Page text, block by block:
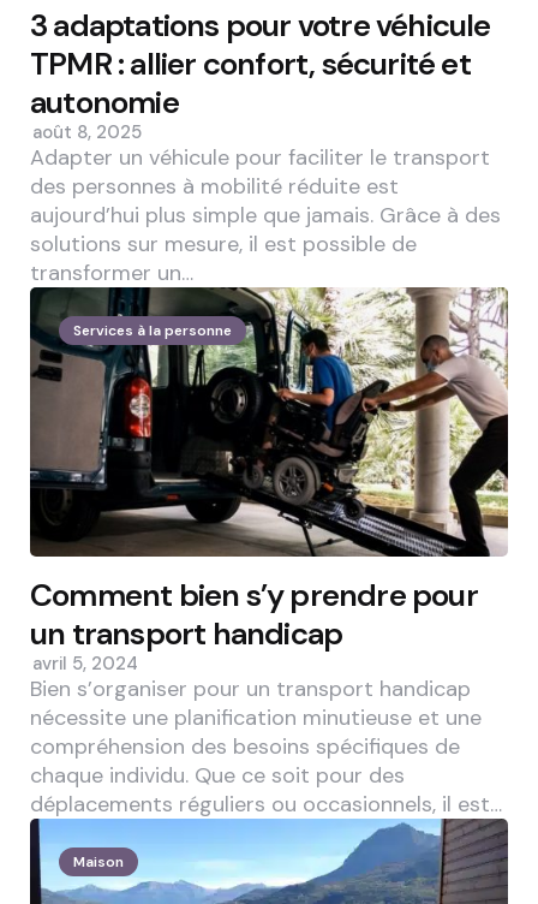
3 adaptations pour votre véhicule
TPMR : allier confort, sécurité et
autonomie
août 8, 2025
Adapter un véhicule pour faciliter le transport
des personnes à mobilité réduite est
aujourd’hui plus simple que jamais. Grâce à des
solutions sur mesure, il est possible de
transformer un…
Services à la personne
Comment bien s’y prendre pour
un transport handicap
avril 5, 2024
Bien s’organiser pour un transport handicap
nécessite une planification minutieuse et une
compréhension des besoins spécifiques de
chaque individu. Que ce soit pour des
déplacements réguliers ou occasionnels, il est…
Maison